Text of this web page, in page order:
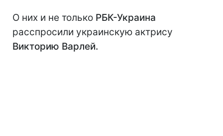
О них и не только РБК-Украина
расспросили украинскую актрису
Викторию Варлей.